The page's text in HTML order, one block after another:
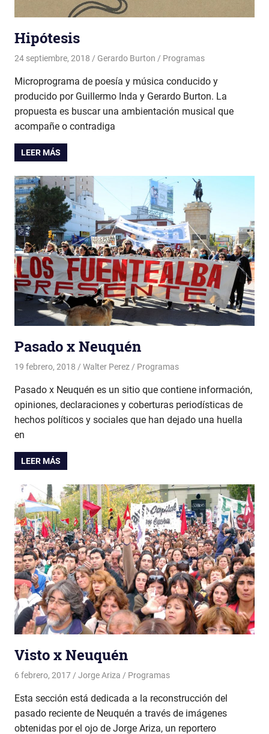
Hipótesis
24 septiembre, 2018 Gerardo Burton Programas
Microprograma de poesía y música conducido y
producido por Guillermo Inda y Gerardo Burton. La
propuesta es buscar una ambientación musical que
acompañe o contradiga
LEER MÁS
Pasado x Neuquén
19 febrero, 2018 Walter Perez Programas
Pasado x Neuquén es un sitio que contiene información,
opiniones, declaraciones y coberturas periodísticas de
hechos políticos y sociales que han dejado una huella
en
LEER MÁS
Visto x Neuquén
6 febrero, 2017 Jorge Ariza Programas
Esta sección está dedicada a la reconstrucción del
pasado reciente de Neuquén a través de imágenes
obtenidas por el ojo de Jorge Ariza, un reportero